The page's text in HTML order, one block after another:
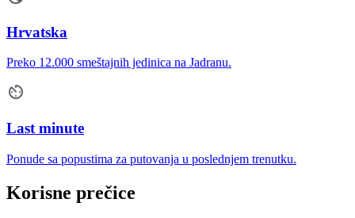
Hrvatska
Preko 12.000 smeštajnih jedinica na Jadranu.
Last minute
Ponude sa popustima za putovanja u poslednjem trenutku.
Korisne prečice